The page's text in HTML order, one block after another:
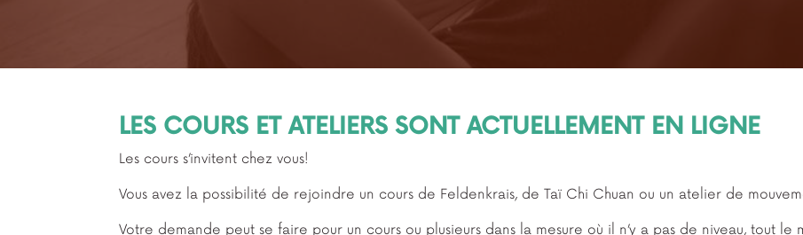
LES COURS ET ATELIERS SONT ACTUELLEMENT EN LIGNE
Les cours s’invitent chez vous!
Vous avez la possibilité de rejoindre un cours de Feldenkrais, de Taï Chi Chuan ou un atelier de
Votre demande peut se faire pour un cours ou plusieurs dans la mesure où il n’y a pas de niveau, tout